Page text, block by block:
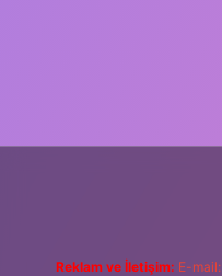
Reklam ve İletişim: E-mail: